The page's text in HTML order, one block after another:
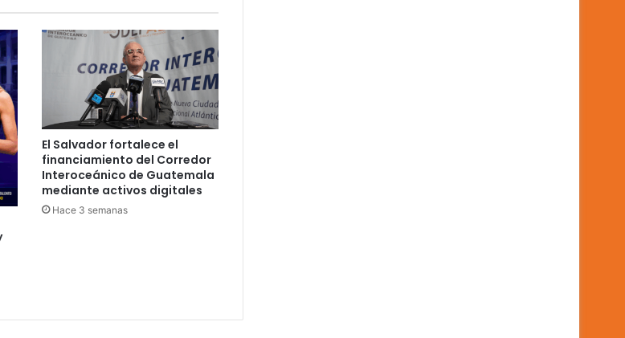
El Salvador fortalece el
financiamiento del Corredor
Interoceánico de Guatemala
mediante activos digitales
Hace 3 semanas